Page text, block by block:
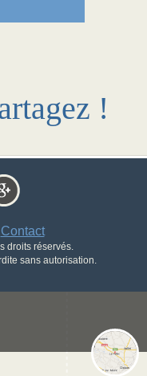
!
Contact
droits réservés.
sans autorisation.